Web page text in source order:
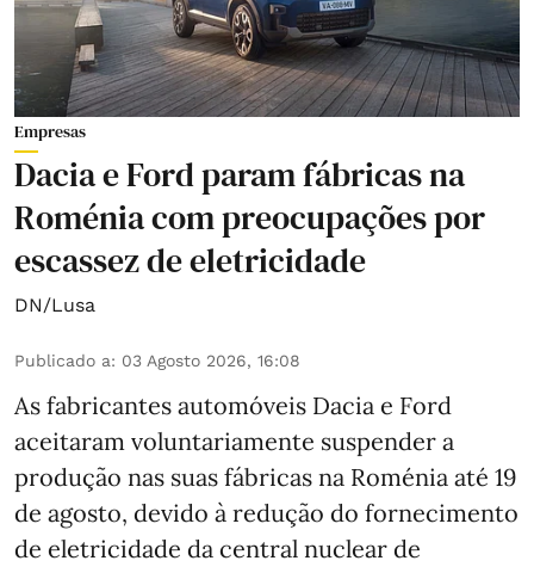
Empresas
Dacia e Ford param fábricas na
Roménia com preocupações por
escassez de eletricidade
DN/Lusa
Publicado a: 03 Agosto 2026, 16:08
As fabricantes automóveis Dacia e Ford
aceitaram voluntariamente suspender a
produção nas suas fábricas na Roménia até 19
de agosto, devido à redução do fornecimento
de eletricidade da central nuclear de